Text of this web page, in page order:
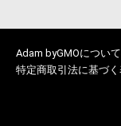
Adam byGMOについて
特定商取引法に基づ